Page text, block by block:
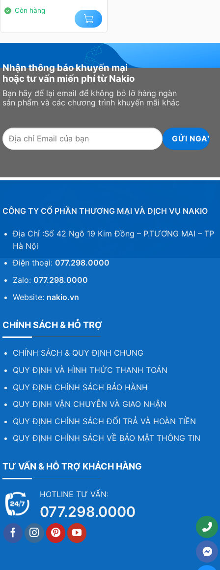
Còn hàng
Nhận thông báo khuyến mại
hoặc tư vấn miến phí từ Nakio
Bạn hãy để lại email để không bỏ lỡ hàng ngàn
sản phẩm và các chương trình khuyến mãi khác
CÔNG TY CỔ PHẦN THƯƠNG MẠI VÀ DỊCH VỤ NAKIO
Địa Chỉ :Số 42 Ngõ 19 Kim Đồng – P.TƯƠNG MAI – TP
Hà Nội
Điện thoại: 077.298.0000
Zalo: 077.298.0000
Website: nakio.vn
CHÍNH SÁCH & HỖ TRỢ
CHÍNH SÁCH & QUY ĐỊNH CHUNG
QUY ĐỊNH VÀ HÌNH THỨC THANH TOÁN
QUY ĐỊNH CHÍNH SÁCH BẢO HÀNH
QUY ĐỊNH VẬN CHUYỄN VÀ GIAO NHẬN
QUY ĐỊNH CHÍNH SÁCH ĐỔI TRẢ VÀ HOÀN TIỀN
QUY ĐỊNH CHÍNH SÁCH VỀ BẢO MẬT THÔNG TIN
TƯ VẤN & HỖ TRỢ KHÁCH HÀNG
HOTLINE TƯ VẤN:
077.298.0000